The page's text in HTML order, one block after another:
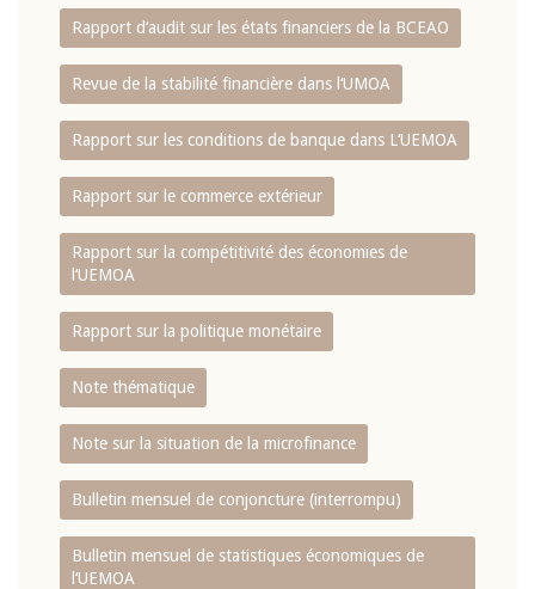
Rapport d‘audit sur les états financiers de la BCEAO
Revue de la stabilité financière dans l‘UMOA
Rapport sur les conditions de banque dans L‘UEMOA
Rapport sur le commerce extérieur
Rapport sur la compétitivité des économies de
l‘UEMOA
Rapport sur la politique monétaire
Note thématique
Note sur la situation de la microfinance
Bulletin mensuel de conjoncture (interrompu)
Bulletin mensuel de statistiques économiques de
l‘UEMOA